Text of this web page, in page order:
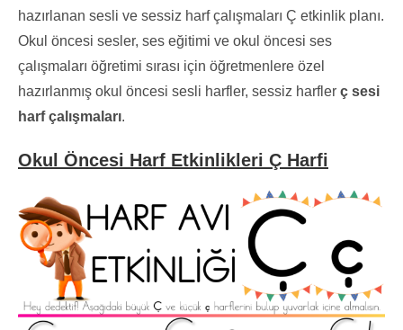
hazırlanan sesli ve sessiz harf çalışmaları Ç etkinlik planı.
Okul öncesi sesler, ses eğitimi ve okul öncesi ses
çalışmaları öğretimi sırası için öğretmenlere özel
hazırlanmış okul öncesi sesli harfler, sessiz harfler ç sesi
harf çalışmaları.
Okul Öncesi Harf Etkinlikleri Ç Harfi